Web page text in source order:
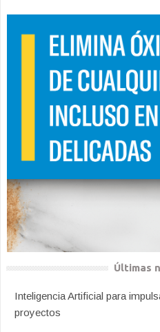
Últimas
Inteligencia Artificial para
proyectos